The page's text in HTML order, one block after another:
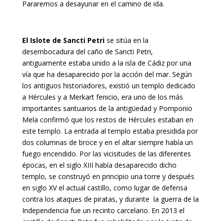
Pararemos a desayunar en el camino de ida.
El Islote de Sancti Petrise sitúa en la
desembocadura del caño de Sancti Petri,
antiguamente estaba unido a la isla de Cádiz por una
vía que ha desaparecido por la acción del mar. Según
los antiguos historiadores, existió un templo dedicado
a Hércules y a Merkart fenicio, era uno de los más
importantes santuarios de la antigüedad y Pomponio
Mela confirmó que los restos de Hércules estaban en
este templo. La entrada al templo estaba presidida por
dos columnas de broce y en el altar siempre había un
fuego encendido. Por las vicisitudes de las diferentes
épocas, en el siglo XIII había desaparecido dicho
templo, se construyó en principio una torre y después
en siglo XV el actual castillo, como lugar de defensa
contra los ataques de piratas, y durante la guerra de la
Independencia fue un recinto carcelario. En 2013 el